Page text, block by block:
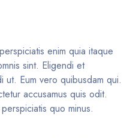
enim quia itaque
sint. Eligendi et
ut. Eum vero quibusdam qui.
accusamus quis odit.
quo minus.